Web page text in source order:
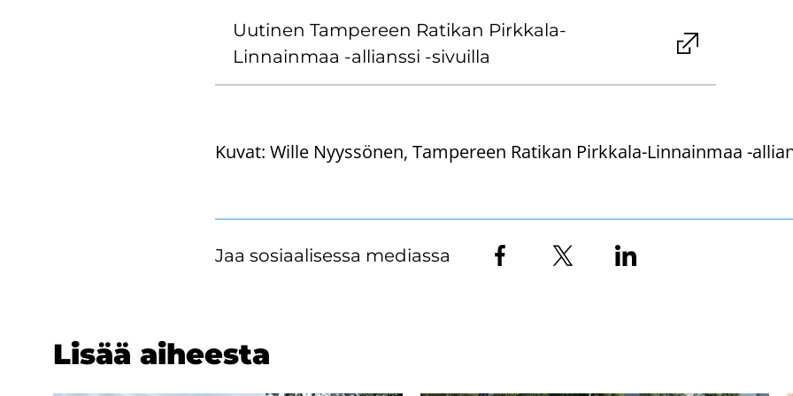
Uu­ti­nen Tam­pe­reen Ra­ti­kan Pirkkala-​
Linnainmaa -​allianssi -​sivuilla
Kuvat: Wille Nyyssönen, Tampereen Ratikan Pirkkala-Linnainmaa -
Jaa sosiaalisessa mediassa
Lisää ai­hees­ta